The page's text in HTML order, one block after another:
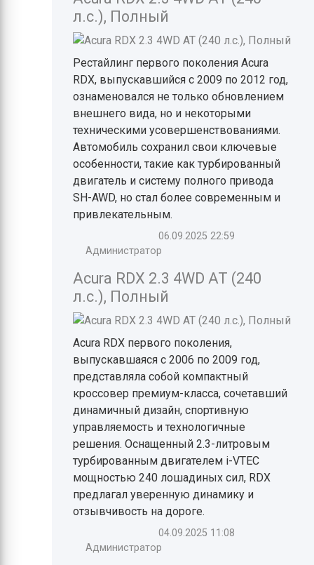
л.с.), Полный
Рестайлинг первого поколения Acura
RDX, выпускавшийся с 2009 по 2012 год,
ознаменовался не только обновлением
внешнего вида, но и некоторыми
техническими усовершенствованиями.
Автомобиль сохранил свои ключевые
особенности, такие как турбированный
двигатель и систему полного привода
SH-AWD, но стал более современным и
привлекательным.
06.09.2025 22:59
Администратор
Acura RDX 2.3 4WD AT (240
л.с.), Полный
Acura RDX первого поколения,
выпускавшаяся с 2006 по 2009 год,
представляла собой компактный
кроссовер премиум-класса, сочетавший
динамичный дизайн, спортивную
управляемость и технологичные
решения. Оснащенный 2.3-литровым
турбированным двигателем i-VTEC
мощностью 240 лошадиных сил, RDX
предлагал уверенную динамику и
отзывчивость на дороге.
04.09.2025 11:08
Администратор